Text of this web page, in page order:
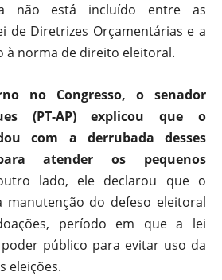
não está incluído entre as
de Diretrizes Orçamentárias e a
à norma de direito eleitoral.
no Congresso, o senador
(PT-AP) explicou que o
com a derrubada desses
atender os pequenos
lado, ele declarou que o
manutenção do defeso eleitoral
período em que a lei
público para evitar uso da
eleições.